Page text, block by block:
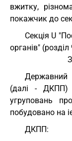
вжитку,
покажчик до
Секція U
органів" (розділ
Державний
(далі - ДКПП)
угруповань
побудовано на
ДКПП: